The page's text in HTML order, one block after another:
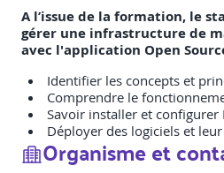
A l’issue de la formation, le
gérer une infrastructure de
avec l'application Open
Identifier les concepts et
Comprendre le
Savoir installer et configurer
Déployer des logiciels et
Organisme et